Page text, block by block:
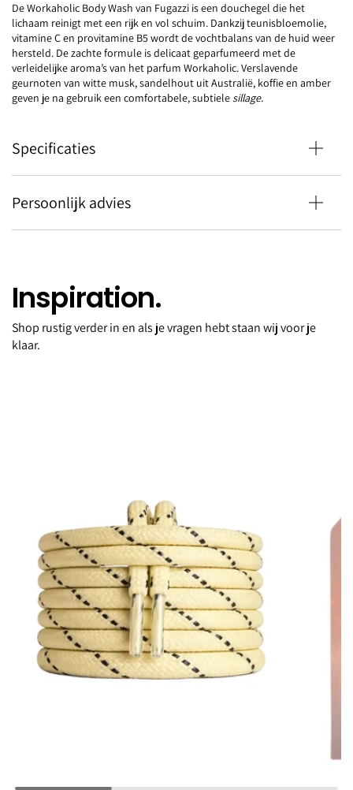
De Workaholic Body Wash van Fugazzi is een douchegel die het
lichaam reinigt met een rijk en vol schuim. Dankzij teunisbloemolie,
vitamine C en provitamine B5 wordt de vochtbalans van de huid weer
hersteld. De zachte formule is delicaat geparfumeerd met de
verleidelijke aroma’s van het parfum Workaholic. Verslavende
geurnoten van witte musk, sandelhout uit Australië, koffie en amber
geven je na gebruik een comfortabele, subtielesillage.
Specificaties
Persoonlijk advies
Body wash Workaholic 250ml
Inspiration.
Shop rustig verder in en als je vragen hebt staan wij voor je
klaar.